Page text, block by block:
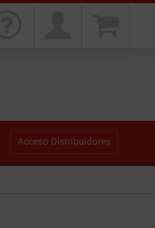
Acceso Distribuidores